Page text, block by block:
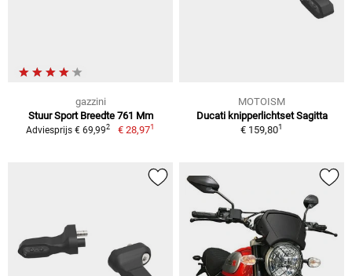
gazzini
Stuur Sport Breedte 761 Mm
Adviesprijs € 69,992 € 28,971
MOTOISM
Ducati knipperlichtset Sagitta
€ 159,801